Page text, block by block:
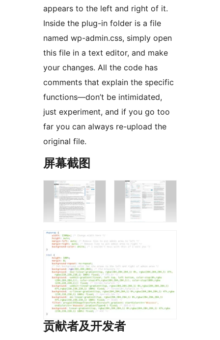
appears to the left and right of it.
Inside the plug-in folder is a file
named wp-admin.css, simply open
this file in a text editor, and make
your changes. All the code has
comments that explain the specific
functions—don’t be intimidated,
just experiment, and if you go too
far you can always re-upload the
original file.
屏幕截图
贡献者及开发者